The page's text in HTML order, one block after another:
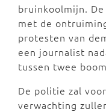
bruinkoolmijn.
met de
protesten van
een journalist
tussen twee
De politie zal
verwachting